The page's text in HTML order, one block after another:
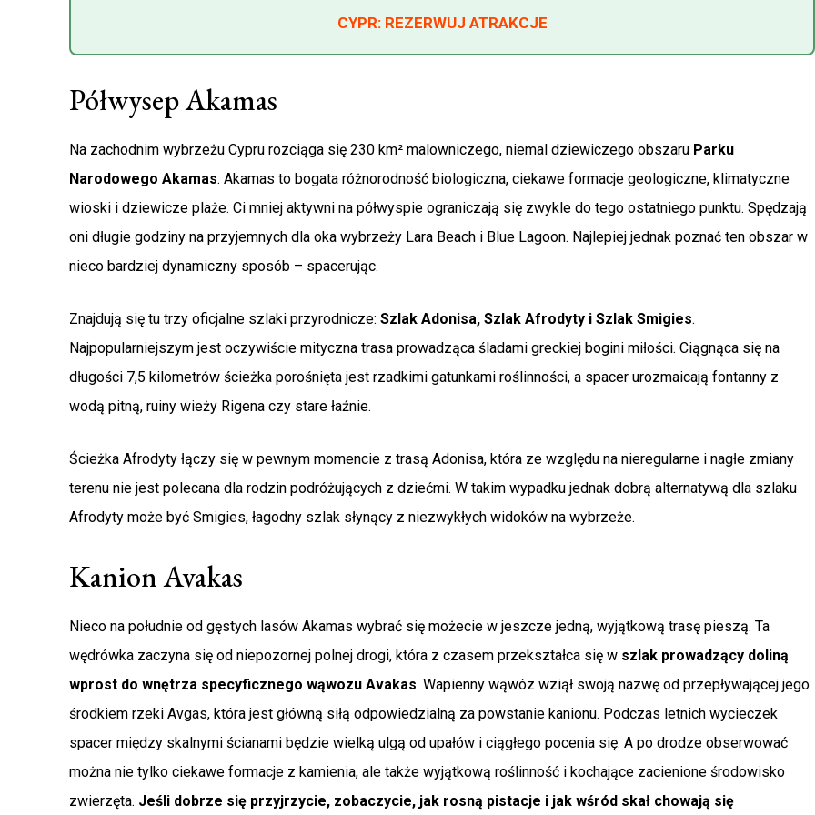
CYPR: REZERWUJ ATRAKCJE
Półwysep Akamas
Na zachodnim wybrzeżu Cypru rozciąga się 230 km² malowniczego, niemal dziewiczego obszaru Parku
Narodowego Akamas. Akamas to bogata różnorodność biologiczna, ciekawe formacje geologiczne, klimatyczne
wioski i dziewicze plaże. Ci mniej aktywni na półwyspie ograniczają się zwykle do tego ostatniego punktu. Spędzają
oni długie godziny na przyjemnych dla oka wybrzeży Lara Beach i Blue Lagoon. Najlepiej jednak poznać ten obszar w
nieco bardziej dynamiczny sposób – spacerując.
Znajdują się tu trzy oficjalne szlaki przyrodnicze: Szlak Adonisa, Szlak Afrodyty i Szlak Smigies.
Najpopularniejszym jest oczywiście mityczna trasa prowadząca śladami greckiej bogini miłości. Ciągnąca się na
długości 7,5 kilometrów ścieżka porośnięta jest rzadkimi gatunkami roślinności, a spacer urozmaicają fontanny z
wodą pitną, ruiny wieży Rigena czy stare łaźnie.
Ścieżka Afrodyty łączy się w pewnym momencie z trasą Adonisa, która ze względu na nieregularne i nagłe zmiany
terenu nie jest polecana dla rodzin podróżujących z dziećmi. W takim wypadku jednak dobrą alternatywą dla szlaku
Afrodyty może być Smigies, łagodny szlak słynący z niezwykłych widoków na wybrzeże.
Kanion Avakas
Nieco na południe od gęstych lasów Akamas wybrać się możecie w jeszcze jedną, wyjątkową trasę pieszą. Ta
wędrówka zaczyna się od niepozornej polnej drogi, która z czasem przekształca się w szlak prowadzący doliną
wprost do wnętrza specyficznego wąwozu Avakas. Wapienny wąwóz wziął swoją nazwę od przepływającej jego
środkiem rzeki Avgas, która jest główną siłą odpowiedzialną za powstanie kanionu. Podczas letnich wycieczek
spacer między skalnymi ścianami będzie wielką ulgą od upałów i ciągłego pocenia się. A po drodze obserwować
można nie tylko ciekawe formacje z kamienia, ale także wyjątkową roślinność i kochające zacienione środowisko
zwierzęta. Jeśli dobrze się przyjrzycie, zobaczycie, jak rosną pistacje i jak wśród skał chowają się